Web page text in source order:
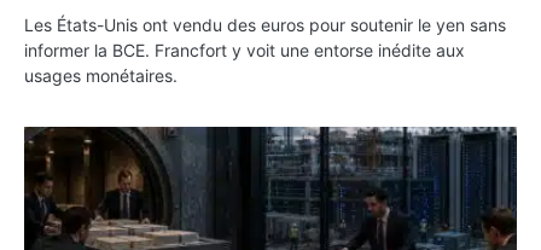
Les États-Unis ont vendu des euros pour soutenir le yen sans
informer la BCE. Francfort y voit une entorse inédite aux
usages monétaires.
Jane Street négocie le transfert de 11 milliards de